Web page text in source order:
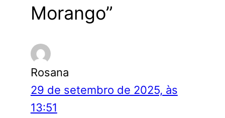
Morango”
Rosana
29 de setembro de 2025, às
13:51